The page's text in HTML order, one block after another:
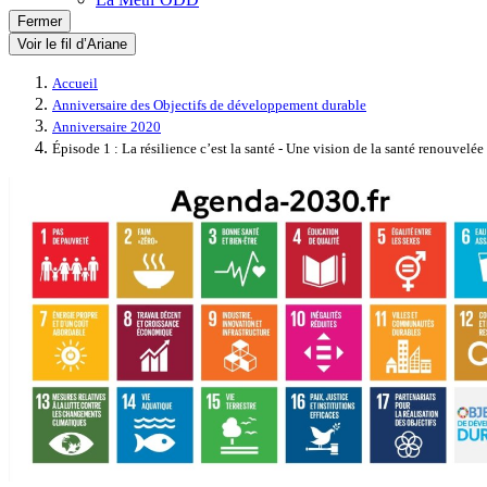
Fermer
Voir le fil d’Ariane
Accueil
Anniversaire des Objectifs de développement durable
Anniversaire 2020
Épisode 1 : La résilience c’est la santé - Une vision de la santé